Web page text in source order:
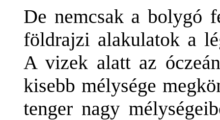
De nemcsak a bolygó
földrajzi alakulatok a
A vizek alatt az
kisebb mélysége
tenger nagy